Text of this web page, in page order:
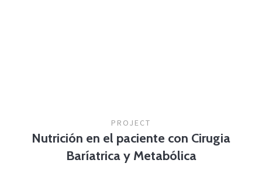
PROJECT
Nutrición en el paciente con Cirugia
Baríatrica y Metabólica